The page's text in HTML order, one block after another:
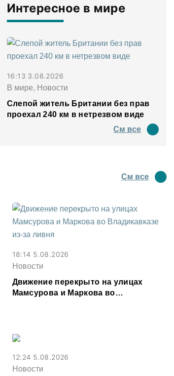
Интересное в мире
16:13 3.08.2026
В мире, Новости
Слепой житель Британии без прав
проехал 240 км в нетрезвом виде
См все
См все
18:14 5.08.2026
Новости
Движение перекрыто на улицах
Мамсурова и Маркова во
12:24 5.08.2026
Новости